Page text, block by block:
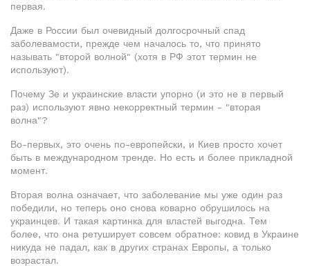
первая.
Даже в России был очевидный долгосрочный спад
заболевамости, прежде чем началось то, что принято
называть "второй волной" (хотя в РФ этот термин не
используют).
Почему Зе и украинские власти упорно (и это не в первый
раз) используют явно некорректный термин - "вторая
волна"?
Во-первых, это очень по-европейски, и Киев просто хочет
быть в международном тренде. Но есть и более прикладной
момент.
Вторая волна означает, что заболевание мы уже один раз
победили, но теперь оно снова коварно обрушилось на
украинцев. И такая картинка для властей выгодна. Тем
более, что она ретуширует совсем обратное: ковид в Украине
никуда не падал, как в других странах Европы, а только
возрастал.